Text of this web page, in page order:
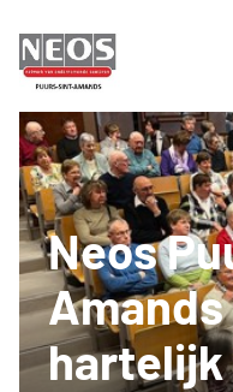
Neos
hartelijk